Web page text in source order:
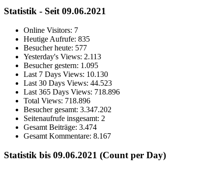
Statistik - Seit 09.06.2021
Online Visitors: 7
Heutige Aufrufe: 835
Besucher heute: 577
Yesterday's Views: 2.113
Besucher gestern: 1.095
Last 7 Days Views: 10.130
Last 30 Days Views: 44.523
Last 365 Days Views: 718.896
Total Views: 718.896
Besucher gesamt: 3.347.202
Seitenaufrufe insgesamt: 2
Gesamt Beiträge: 3.474
Gesamt Kommentare: 8.167
Statistik bis 09.06.2021 (Count per Day)